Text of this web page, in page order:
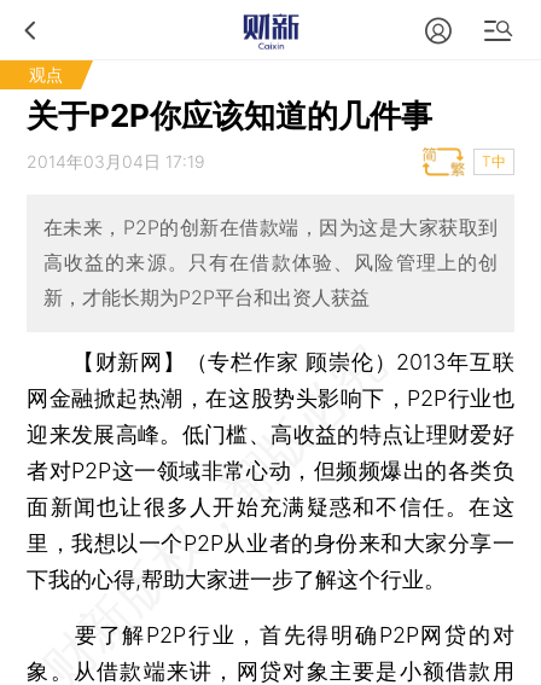
观点
关于P2P你应该知道的几件事
2014年03月04日 17:19 T中
在未来，P2P的创新在借款端，因为这是大家获取到
高收益的来源。只有在借款体验、风险管理上的创
新，才能长期为P2P平台和出资人获益
【财新网】（专栏作家 顾崇伦） 2013年互联
网金融掀起热潮，在这股势头影响下，P2P行业也
迎来发展高峰。低门槛、高收益的特点让理财爱好
者对P2P这一领域非常心动，但频频爆出的各类负
面新闻也让很多人开始充满疑惑和不信任。在这
里，我想以一个P2P从业者的身份来和大家分享一
下我的心得,帮助大家进一步了解这个行业。
要了解P2P行业，首先得明确P2P网贷的对
象。从借款端来讲，网贷对象主要是小额借款用